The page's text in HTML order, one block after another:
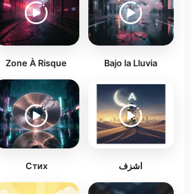
Zone À Risque Bajo la Lluvia
Стих اشزف